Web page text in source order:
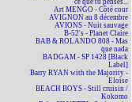
ce que tu penses...
Art MENGO - Côté cour
AVIGNON au 8 décembre
AVIONS - Nuit sauvage
B-52's - Planet Claire
BAB & ROLANDO 808 - Mas
que nada
BADGAM - SP 1428 [Black
Label]
Barry RYAN with the Majority -
Eloïse
BEACH BOYS - Still cruisin /
Kokomo